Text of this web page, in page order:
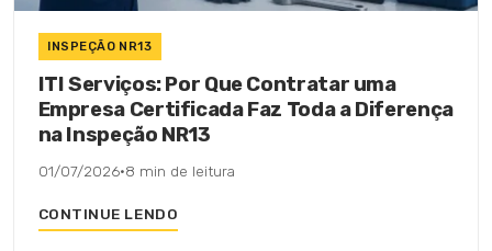
INSPEÇÃO NR13
ITI Serviços: Por Que Contratar uma
Empresa Certificada Faz Toda a Diferença
na Inspeção NR13
01/07/2026·8 min de leitura
CONTINUE LENDO